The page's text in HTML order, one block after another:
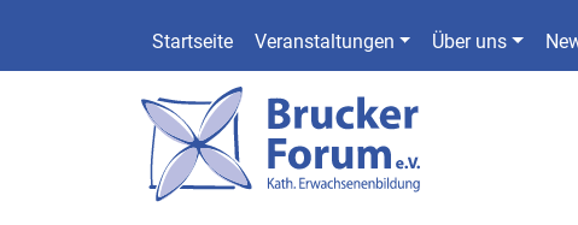
Startseite Veranstaltungen Über uns